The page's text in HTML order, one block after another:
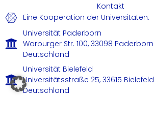
Kontakt
Eine Kooperation der Universitäten:
Universität Paderborn
Warburger Str. 100, 33098 Paderborn
Deutschland
Universität Bielefeld
Universitätsstraße 25, 33615 Bielefeld
Deutschland